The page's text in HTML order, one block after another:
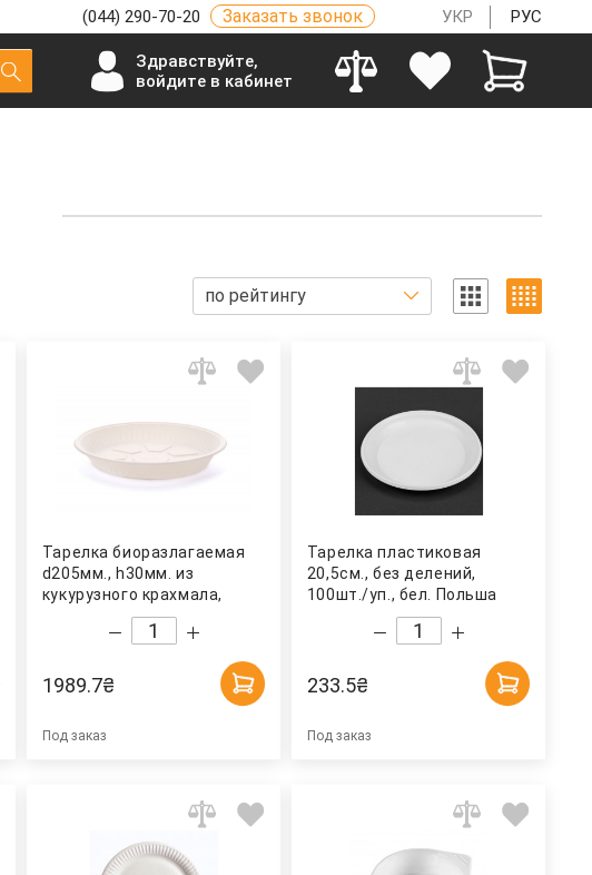
(044) 290-70-20 Заказать звонок УКР РУС
Здравствуйте,
войдите в кабинет
Тарелка биоразлагаемая
d205мм., h30мм. из
кукурузного крахмала,
200шт/уп. AMELON
1989.7₴
Под заказ
Тарелка пластиковая
20,5см., без делений,
100шт./уп., бел. Польша
233.5₴
Под заказ